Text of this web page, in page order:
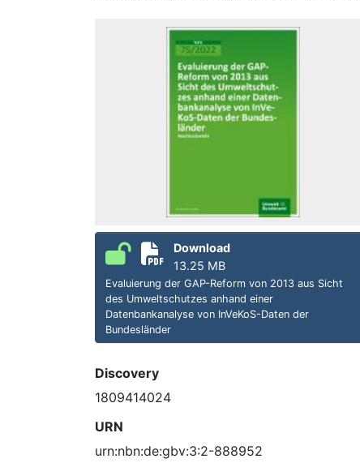
Download
13.25 MB
Evaluierung der GAP-Reform von 2013 aus Sicht
des Umweltschutzes anhand einer
Datenbankanalyse von InVeKoS-Daten der
Bundesländer
Discovery
1809414024
URN
urn:nbn:de:gbv:3:2-888952